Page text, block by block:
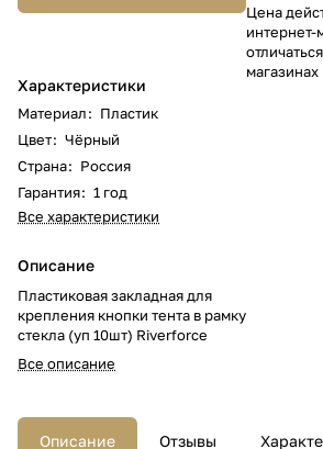
Характеристики
Материал: Пластик
Цвет: Чёрный
Страна: Россия
Гарантия: 1 год
Все характеристики
Описание
Пластиковая закладная для
крепления кнопки тента в рамку
стекла (уп 10шт) Riverforce
Все описание
Цена
интернет-
магазинах
Описание Отзывы